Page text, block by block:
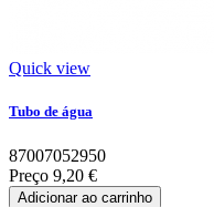
Quick view
Tubo de água
87007052950
Preço 9,20 €
Adicionar ao carrinho